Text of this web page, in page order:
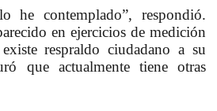
he contemplado”, respondió.
en ejercicios de medición
respraldo ciudadano a su
que actualmente tiene otras